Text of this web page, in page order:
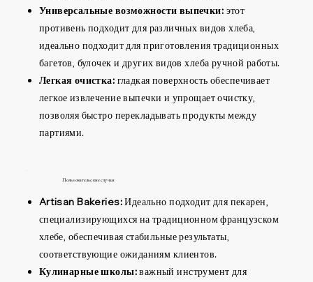
Универсальные возможности выпечки: этот
противень подходит для различных видов хлеба,
идеально подходит для приготовления традиционных
багетов, булочек и других видов хлеба ручной работы.
Легкая очистка: гладкая поверхность обеспечивает
легкое извлечение выпечки и упрощает очистку,
позволяя быстро перекладывать продукты между
партиями.
Пользовательские случаи
Artisan Bakeries:Идеально подходит для пекарен,
специализирующихся на традиционном французском
хлебе, обеспечивая стабильные результаты,
соответствующие ожиданиям клиентов.
Кулинарные школы:важный инструмент для